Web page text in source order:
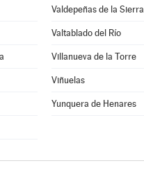
Valdepeñas de la Sierra
Valtablado del Río
Villanueva de la Torre
Viñuelas
Yunquera de Henares